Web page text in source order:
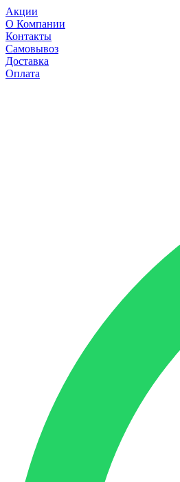
Акции
О Компании
Контакты
Самовывоз
Доставка
Оплата